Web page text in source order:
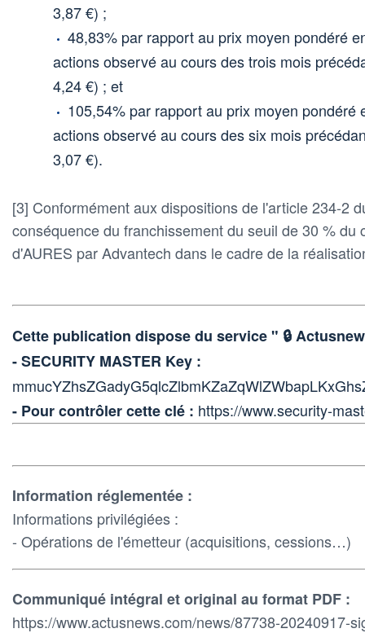
3,87 €) ;
48,83% par rapport au prix moyen pondéré
actions observé au cours des trois mois
4,24 €) ; et
105,54% par rapport au prix moyen pondéré
actions observé au cours des six mois
3,07 €).
[3] Conformément aux dispositions de l'article 234-2
conséquence du franchissement du seuil de 30 % du
d'AURES par Advantech dans le cadre de la
Cette publication dispose du service " 🔒
- SECURITY MASTER Key :
- Pour contrôler cette clé : https://www.security-
Information réglementée :
Informations privilégiées :
- Opérations de l'émetteur (acquisitions, cessions…)
Communiqué intégral et original au format PDF :
https://www.actusnews.com/news/87738-20240917-